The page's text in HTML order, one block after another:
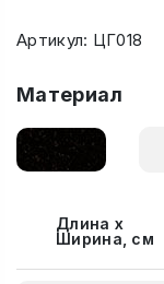
Артикул: ЦГ018
Материал
Длина х
Ширина, см